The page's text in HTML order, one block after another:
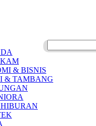
& BISNIS
& TAMBANG